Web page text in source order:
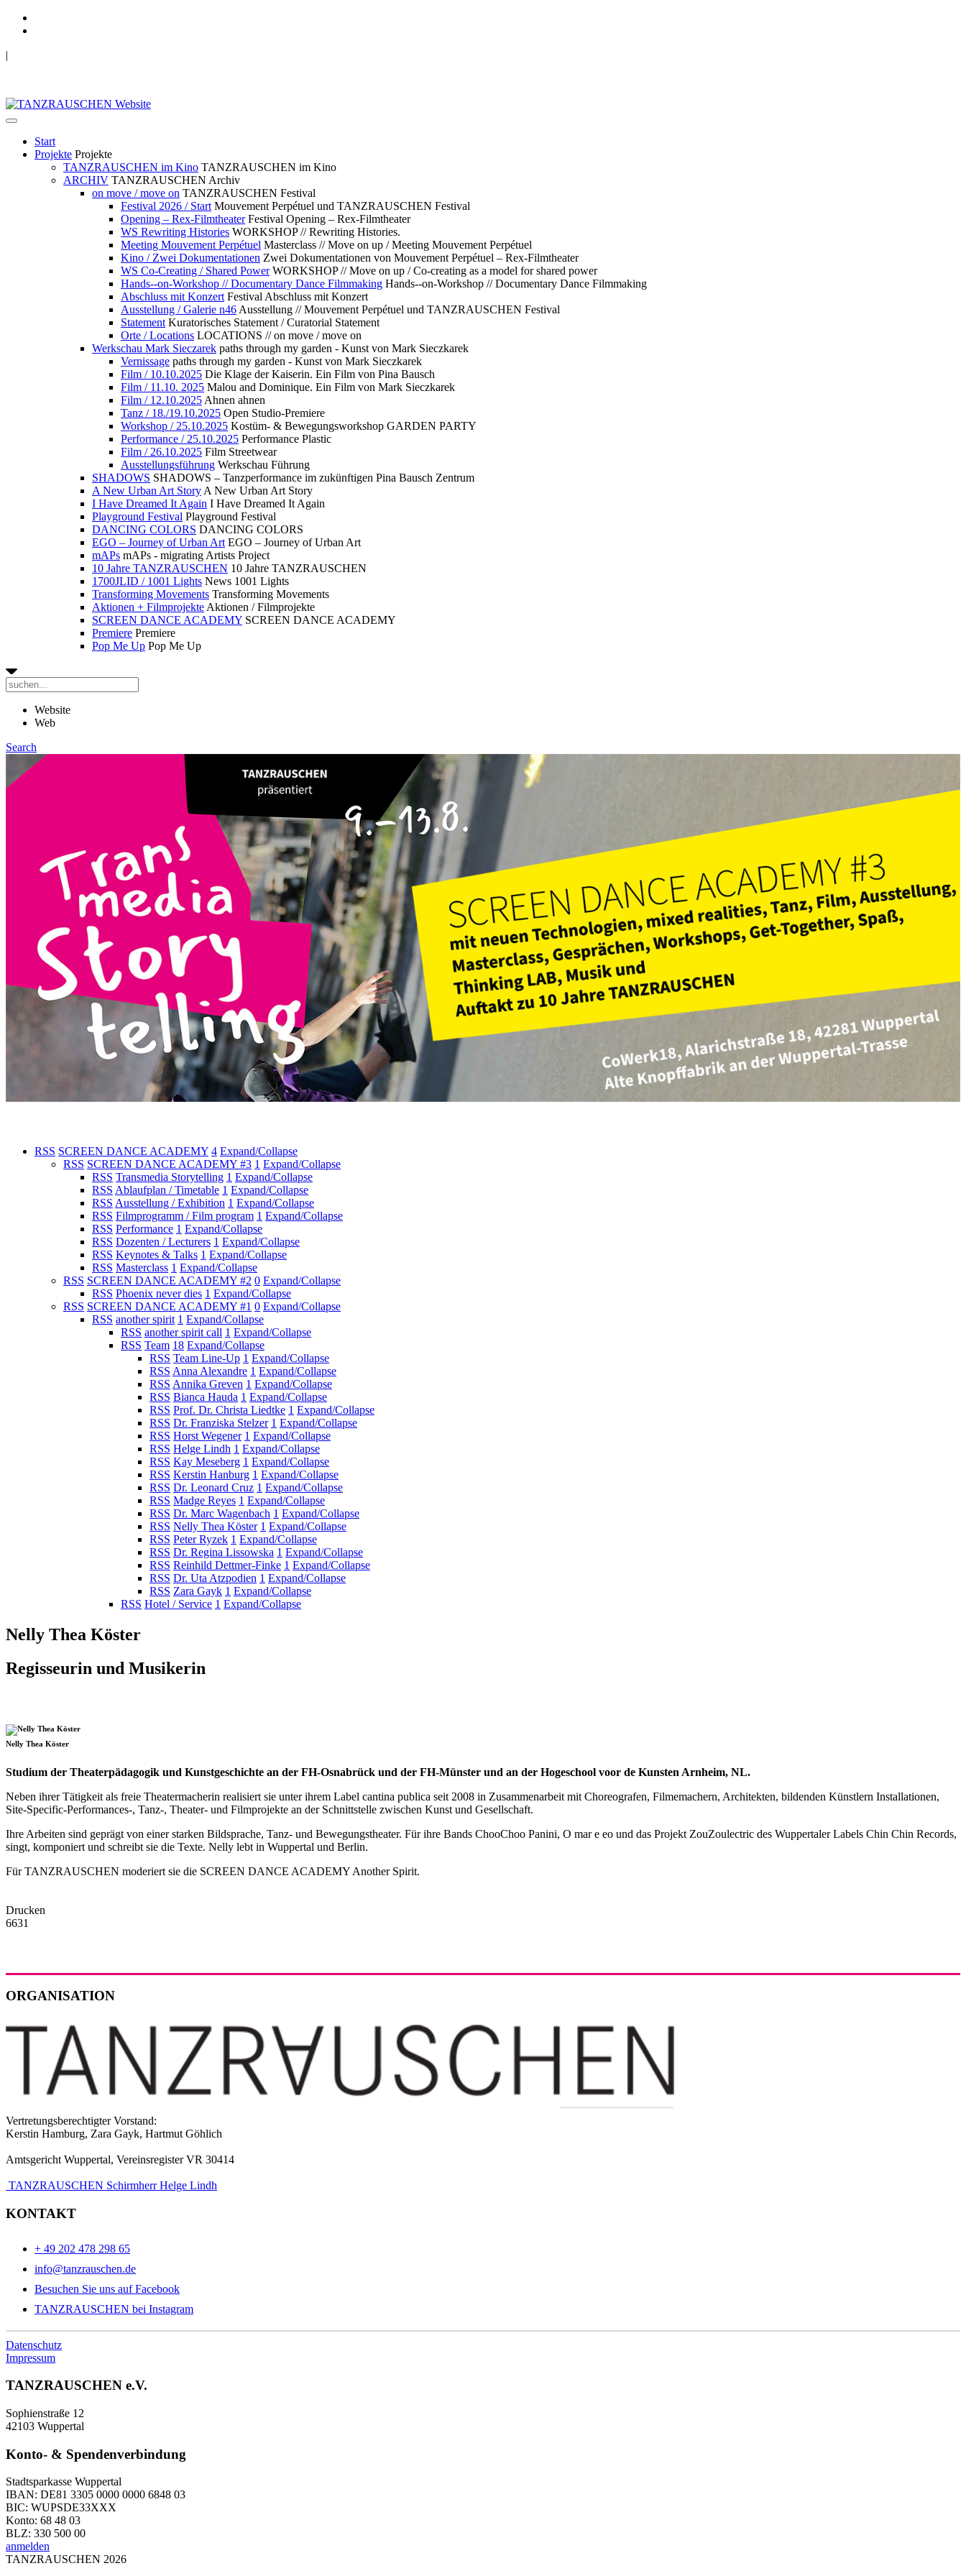
|
Start
Projekte Projekte
TANZRAUSCHEN im Kino TANZRAUSCHEN im Kino
ARCHIV TANZRAUSCHEN Archiv
on move / move on TANZRAUSCHEN Festival
Festival 2026 / Start Mouvement Perpétuel und TANZRAUSCHEN Festival
Opening – Rex-Filmtheater Festival Opening – Rex-Filmtheater
WS Rewriting Histories WORKSHOP // Rewriting Histories.
Meeting Mouvement Perpétuel Masterclass // Move on up / Meeting Mouvement Perpétuel
Kino / Zwei Dokumentationen Zwei Dokumentationen von Mouvement Perpétuel – Rex-Filmtheater
WS Co-Creating / Shared Power WORKSHOP // Move on up / Co-creating as a model for shared power
Hands--on-Workshop // Documentary Dance Filmmaking Hands--on-Workshop // Documentary Dance Filmmaking
Abschluss mit Konzert Festival Abschluss mit Konzert
Ausstellung / Galerie n46 Ausstellung // Mouvement Perpétuel und TANZRAUSCHEN Festival
Statement Kuratorisches Statement / Curatorial Statement
Orte / Locations LOCATIONS // on move / move on
Werkschau Mark Sieczarek paths through my garden - Kunst von Mark Sieczkarek
Vernissage paths through my garden - Kunst von Mark Sieczkarek
Film / 10.10.2025 Die Klage der Kaiserin. Ein Film von Pina Bausch
Film / 11.10. 2025 Malou and Dominique. Ein Film von Mark Sieczkarek
Film / 12.10.2025 Ahnen ahnen
Tanz / 18./19.10.2025 Open Studio-Premiere
Workshop / 25.10.2025 Kostüm- & Bewegungsworkshop GARDEN PARTY
Performance / 25.10.2025 Performance Plastic
Film / 26.10.2025 Film Streetwear
Ausstellungsführung Werkschau Führung
SHADOWS SHADOWS – Tanzperformance im zukünftigen Pina Bausch Zentrum
A New Urban Art Story A New Urban Art Story
I Have Dreamed It Again I Have Dreamed It Again
Playground Festival Playground Festival
DANCING COLORS DANCING COLORS
EGO – Journey of Urban Art EGO – Journey of Urban Art
mAPs mAPs - migrating Artists Project
10 Jahre TANZRAUSCHEN 10 Jahre TANZRAUSCHEN
1700JLID / 1001 Lights News 1001 Lights
Transforming Movements Transforming Movements
Aktionen + Filmprojekte Aktionen / Filmprojekte
SCREEN DANCE ACADEMY SCREEN DANCE ACADEMY
Premiere Premiere
Pop Me Up Pop Me Up
Website
Web
Search
RSS SCREEN DANCE ACADEMY 4 Expand/Collapse
RSS SCREEN DANCE ACADEMY #3 1 Expand/Collapse
RSS Transmedia Storytelling 1 Expand/Collapse
RSS Ablaufplan / Timetable 1 Expand/Collapse
RSS Ausstellung / Exhibition 1 Expand/Collapse
RSS Filmprogramm / Film program 1 Expand/Collapse
RSS Performance 1 Expand/Collapse
RSS Dozenten / Lecturers 1 Expand/Collapse
RSS Keynotes & Talks 1 Expand/Collapse
RSS Masterclass 1 Expand/Collapse
RSS SCREEN DANCE ACADEMY #2 0 Expand/Collapse
RSS Phoenix never dies 1 Expand/Collapse
RSS SCREEN DANCE ACADEMY #1 0 Expand/Collapse
RSS another spirit 1 Expand/Collapse
RSS another spirit call 1 Expand/Collapse
RSS Team 18 Expand/Collapse
RSS Team Line-Up 1 Expand/Collapse
RSS Anna Alexandre 1 Expand/Collapse
RSS Annika Greven 1 Expand/Collapse
RSS Bianca Hauda 1 Expand/Collapse
RSS Prof. Dr. Christa Liedtke 1 Expand/Collapse
RSS Dr. Franziska Stelzer 1 Expand/Collapse
RSS Horst Wegener 1 Expand/Collapse
RSS Helge Lindh 1 Expand/Collapse
RSS Kay Meseberg 1 Expand/Collapse
RSS Kerstin Hanburg 1 Expand/Collapse
RSS Dr. Leonard Cruz 1 Expand/Collapse
RSS Madge Reyes 1 Expand/Collapse
RSS Dr. Marc Wagenbach 1 Expand/Collapse
RSS Nelly Thea Köster 1 Expand/Collapse
RSS Peter Ryzek 1 Expand/Collapse
RSS Dr. Regina Lissowska 1 Expand/Collapse
RSS Reinhild Dettmer-Finke 1 Expand/Collapse
RSS Dr. Uta Atzpodien 1 Expand/Collapse
RSS Zara Gayk 1 Expand/Collapse
RSS Hotel / Service 1 Expand/Collapse
Nelly Thea Köster
Regisseurin und Musikerin
Nelly Thea Köster
Studium der Theaterpädagogik und Kunstgeschichte an der FH-Osnabrück und der FH-Münster und an der Hogeschool voor de Kunsten Arnheim, NL.
Neben ihrer Tätigkeit als freie Theatermacherin realisiert sie unter ihrem Label cantina publica seit 2008 in Zusammenarbeit mit Choreografen, Filmemachern, Architekten, bildenden Künstlern Installationen,
Site-Specific-Performances-, Tanz-, Theater- und Filmprojekte an der Schnittstelle zwischen Kunst und Gesellschaft.
Ihre Arbeiten sind geprägt von einer starken Bildsprache, Tanz- und Bewegungstheater. Für ihre Bands ChooChoo Panini, O mar e eo und das Projekt ZouZoulectric des Wuppertaler Labels Chin Chin Records,
singt, komponiert und schreibt sie die Texte. Nelly lebt in Wuppertal und Berlin.
Für TANZRAUSCHEN moderiert sie die SCREEN DANCE ACADEMY Another Spirit.
Drucken
6631
ORGANISATION
Vertretungsberechtigter Vorstand:
Kerstin Hamburg, Zara Gayk, Hartmut Göhlich
Amtsgericht Wuppertal, Vereinsregister VR 30414
TANZRAUSCHEN Schirmherr Helge Lindh
KONTAKT
+ 49 202 478 298 65
info@tanzrauschen.de
Besuchen Sie uns auf Facebook
TANZRAUSCHEN bei Instagram
Datenschutz
Impressum
TANZRAUSCHEN e.V.
Sophienstraße 12
42103 Wuppertal
Konto- & Spendenverbindung
Stadtsparkasse Wuppertal
IBAN: DE81 3305 0000 0000 6848 03
BIC: WUPSDE33XXX
Konto: 68 48 03
BLZ: 330 500 00
anmelden
TANZRAUSCHEN 2026